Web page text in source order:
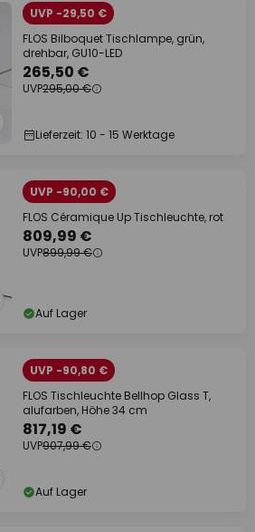
UVP -29,50 €
FLOS Bilboquet Tischlampe, grün,
drehbar, GU10-LED
265,50 €
UVP295,00 €
Lieferzeit: 10 - 15 Werktage
UVP -90,00 €
FLOS Céramique Up Tischleuchte, rot
809,99 €
UVP899,99 €
Auf Lager
UVP -90,80 €
FLOS Tischleuchte Bellhop Glass T,
alufarben, Höhe 34 cm
817,19 €
UVP907,99 €
Auf Lager